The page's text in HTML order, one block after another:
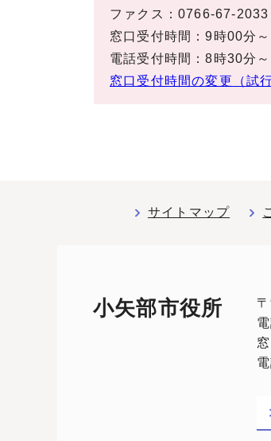
ファクス：0766-67-2033
窓口受付時間：9時00分
電話受付時間：8時30分
窓口受付時間の変更（試
サイトマップ
小矢部市役所